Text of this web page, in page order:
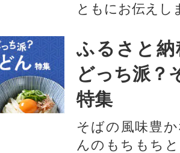
ともにお伝えし
ふるさと
どっち派？
特集
そばの風味豊
んのもちもち